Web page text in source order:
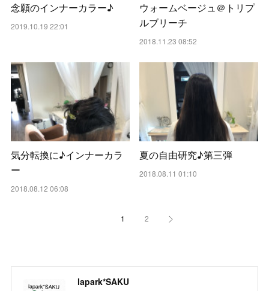
念願のインナーカラー♪
2019.10.19 22:01
ウォームベージュ＠トリプ
ルブリーチ
2018.11.23 08:52
気分転換に♪インナーカラ
ー
2018.08.12 06:08
夏の自由研究♪第三弾
2018.08.11 01:10
1 2
lapark*SAKU